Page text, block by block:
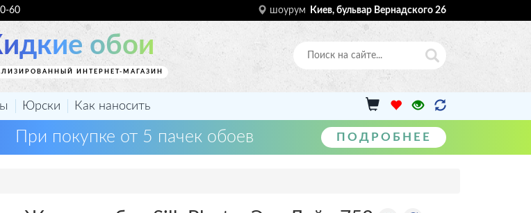
60 шоурум Киев, бульвар Вернадского 26
обои
ИНТЕРНЕТ-МАГАЗИН
Юрски Как наносить
При покупке от 5 пачек обоев ПОДРОБНЕЕ